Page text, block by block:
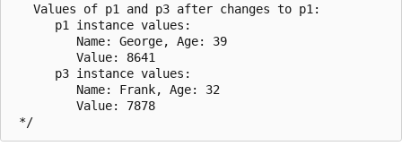
   Values of p1 and p3 after changes to p1:
      p1 instance values:
         Name: George, Age: 39
         Value: 8641
      p3 instance values:
         Name: Frank, Age: 32
         Value: 7878